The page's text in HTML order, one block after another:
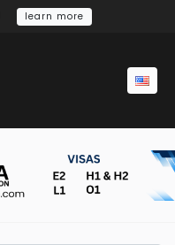
learn more